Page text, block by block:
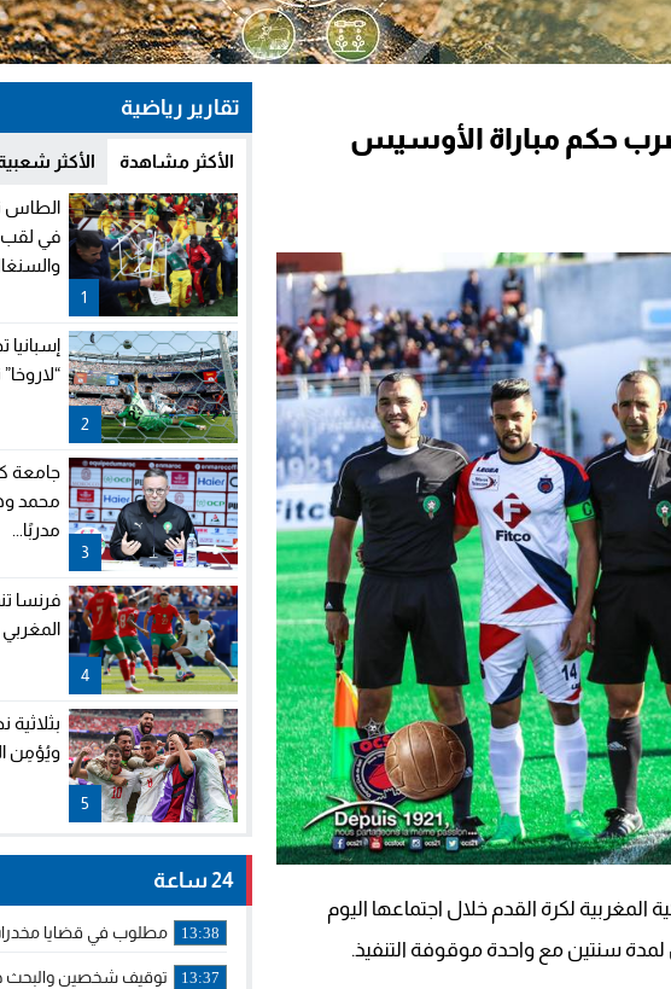
حكم مباراة الأوسيس
المغربية لكرة القدم خلال اجتماعها اليوم
سنتين مع واحدة موقوفة التنفيذ.
تقارير رياضية
الأكثر مشاهدة الأكثر
1
الطاس
في لقب
2
إسبانيا
“لاروخا”
3
جامعة
محمد
مدربًا...
4
فرنسا
5
بثلاثية
ويُؤمِن
24 ساعة
13:38 مطلوب في قضايا
13:37 توقيف شخصين والبحث